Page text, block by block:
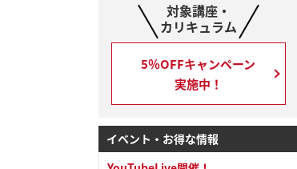
対象講座・
カリキュラム
5％OFFキャンペーン
実施中！
イベント・お得な情報